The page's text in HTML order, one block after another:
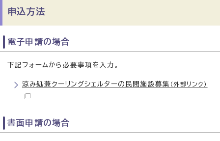
申込方法
電子申請の場合
下記フォームから必要事項を入力。
涼み処兼クーリングシェルターの民間施設募集 （外部リンク）
書面申請の場合